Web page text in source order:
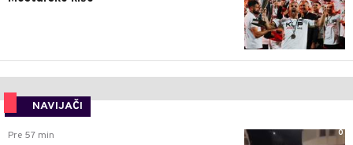
NAVIJAČI
0
Pre 57 min